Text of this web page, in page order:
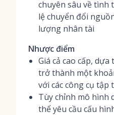
chuyên sâu về tình
lệ chuyển đổi
lượng nhân tài
Nhược điểm
Giá cả cao cấp,
trở thành một
với các công cụ tập
Tùy chỉnh mô hình
thể yêu cầu cấu